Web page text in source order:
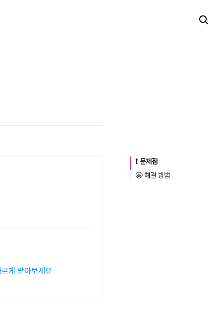
❗️ 문제점
🤩 해결 방법
게 받아보세요.